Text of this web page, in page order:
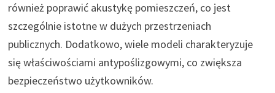
również poprawić akustykę pomieszczeń, co jest
szczególnie istotne w dużych przestrzeniach
publicznych. Dodatkowo, wiele modeli charakteryzuje
się właściwościami antypoślizgowymi, co zwiększa
bezpieczeństwo użytkowników.